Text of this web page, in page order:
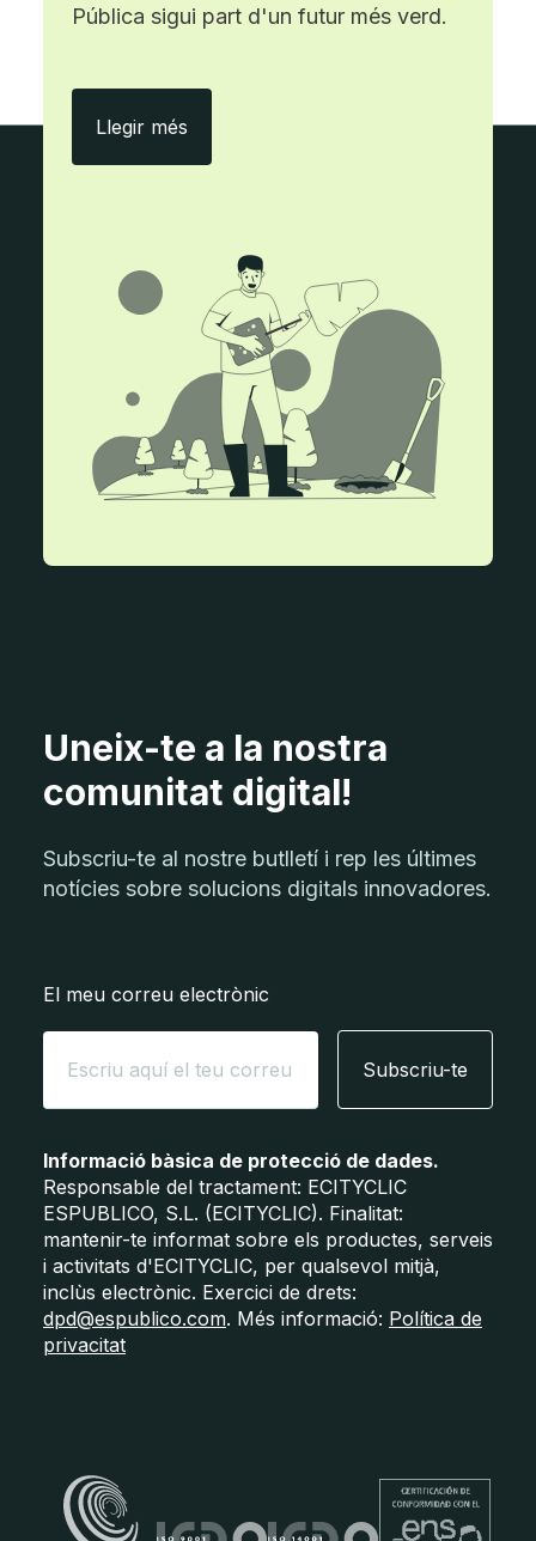
Pública sigui part d'un futur més verd.
Llegir més Amb ecityclic, menys paper i més
Uneix-te a la nostra
comunitat digital!
Subscriu-te al nostre butlletí i rep les últimes
notícies sobre solucions digitals innovadores.
El meu correu electrònic
Subscriu-te
Informació bàsica de protecció de dades.
Responsable del tractament: ECITYCLIC
ESPUBLICO, S.L. (ECITYCLIC). Finalitat:
mantenir-te informat sobre els productes, serveis
i activitats d'ECITYCLIC, per qualsevol mitjà,
inclùs electrònic. Exercici de drets:
dpd@espublico.com. Més informació: Política de
privacitat